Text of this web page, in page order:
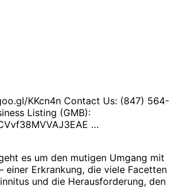
KKcn4n Contact Us: (847) 564-
Listing (GMB):
…
es um den mutigen Umgang mit
einer Erkrankung, die viele Facetten
und die Herausforderung, den